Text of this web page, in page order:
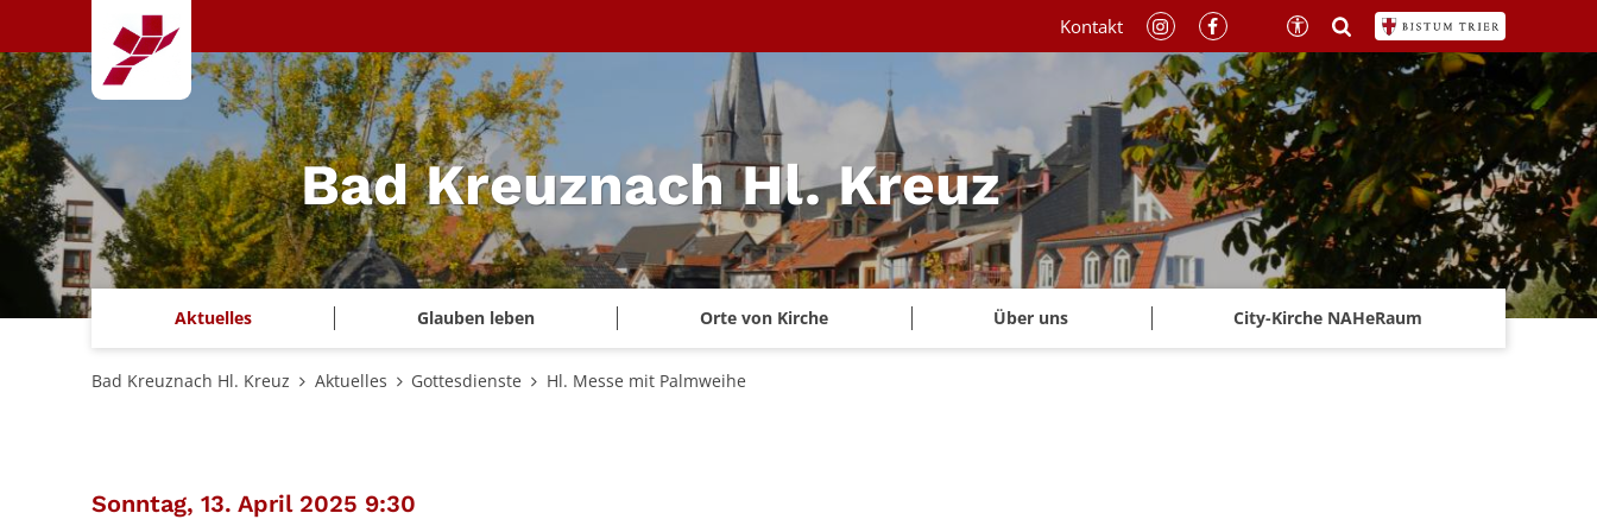
Zum Inhalt springen
Bad Kreuznach Hl. Kreuz
Aktuelles Glauben leben Orte von Kirche Über uns City-Kirche NAHeRaum
Kontakt
Bad Kreuznach Hl. Kreuz Aktuelles Gottesdienste Hl. Messe mit Palmweihe
Sonntag, 13. April 2025 9:30